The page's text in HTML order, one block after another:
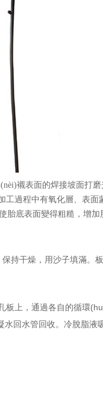
襯表面的焊接坡面打
加工過程中有氧化層、表
胎底表面變得粗糙，
燥，用沙子填滿
，通過各自的循環
回水管回收。冷脫脂